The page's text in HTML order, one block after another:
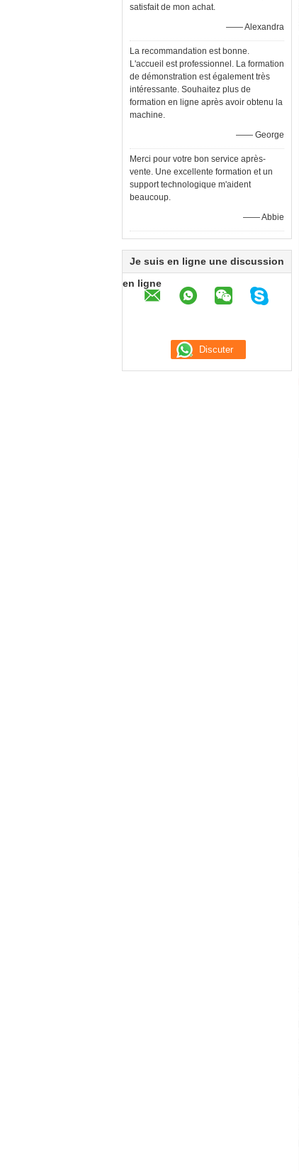
satisfait de mon achat.
—— Alexandra
La recommandation est bonne.
L'accueil est professionnel. La formation
de démonstration est également très
intéressante. Souhaitez plus de
formation en ligne après avoir obtenu la
machine.
—— George
Merci pour votre bon service après-
vente. Une excellente formation et un
support technologique m'aident
beaucoup.
—— Abbie
Je suis en ligne une discussion
en ligne